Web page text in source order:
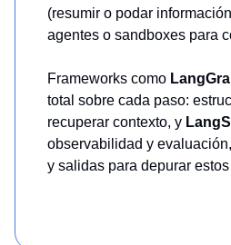
(resumir o podar
agentes o sandboxes para
Frameworks como
total sobre cada paso:
recuperar contexto, y
observabilidad y
y salidas para depurar